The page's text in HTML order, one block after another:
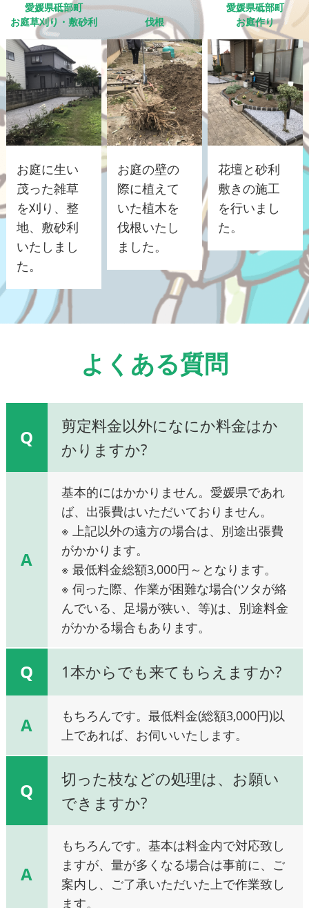
愛媛県砥部町
お庭草刈り・敷砂利
お庭に生い
茂った雑草
を刈り、整
地、敷砂利
いたしまし
た。
伐根
お庭の壁の
際に植えて
いた植木を
伐根いたし
ました。
愛媛県砥部町
お庭作り
花壇と砂利
敷きの施工
を行いまし
た。
よくある質問
Q
剪定料金以外になにか料金はか
かりますか?
A
基本的にはかかりません。愛媛県であれ
ば、出張費はいただいておりません。
※ 上記以外の遠方の場合は、別途出張費
がかかります。
※ 最低料金総額3,000円～となります。
※ 伺った際、作業が困難な場合(ツタが絡
んでいる、足場が狭い、等)は、別途料金
がかかる場合もあります。
Q 1本からでも来てもらえますか?
A
もちろんです。最低料金(総額3,000円)以
上であれば、お伺いいたします。
Q
切った枝などの処理は、お願い
できますか?
A
もちろんです。基本は料金内で対応致し
ますが、量が多くなる場合は事前に、ご
案内し、ご了承いただいた上で作業致し
ます。